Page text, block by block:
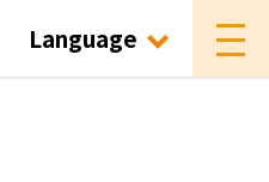
Language